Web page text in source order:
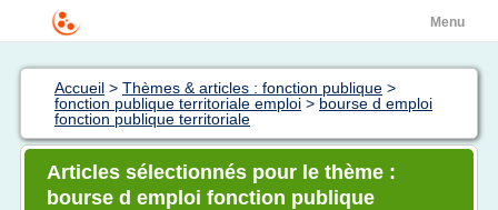
Menu
Accueil > Thèmes & articles : fonction publique >
fonction publique territoriale emploi > bourse d emploi
fonction publique territoriale
Articles sélectionnés pour le thème :
bourse d emploi fonction publique